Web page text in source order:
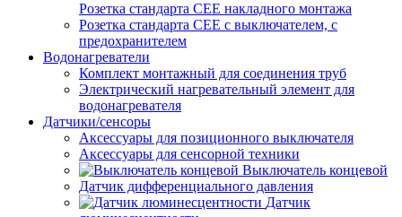
Розетка стандарта СЕЕ накладного монтажа
Розетка стандарта СЕЕ с выключателем, с
предохранителем
Водонагреватели
Комплект монтажный для соединения труб
Электрический нагревательный элемент для
водонагревателя
Датчики/сенсоры
Аксессуары для позиционного выключателя
Аксессуары для сенсорной техники
Выключатель концевой
Датчик дифференциального давления
Датчик